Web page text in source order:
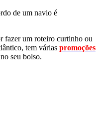
de um navio é
fazer um roteiro curtinho ou
tem várias promoções
seu bolso.